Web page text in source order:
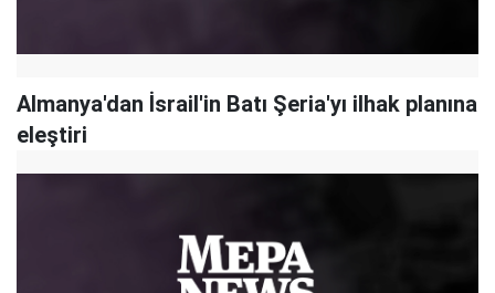
Almanya'dan İsrail'in Batı Şeria'yı ilhak planına
eleştiri